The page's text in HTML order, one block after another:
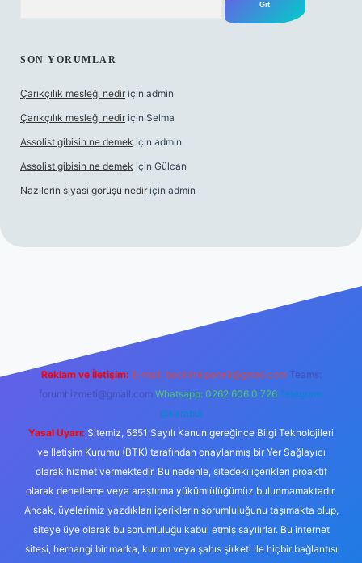
SON YORUMLAR
Çarıkçılık mesleği nedir için admin
Çarıkçılık mesleği nedir için Selma
Assolist gibisin ne demek için admin
Assolist gibisin ne demek için Gülcan
Nazilerin siyasi görüşü nedir için admin
Reklam ve İletişim: E-mail: backlinkpaneli@gmail.com Teams:
forumhizmeti@gmail.com Whatsapp: 0262 606 0 726 Telegram:
@karabul
Yasal Uyarı: Sitemiz, 5651 Sayılı Kanun gereğince Bilgi Teknolojileri
ve İletişim Kurumu (BTK) tarafından onaylanmış bir Yer Sağlayıcı
olarak hizmet vermektedir. Bu nedenle, sitedeki içerikleri proaktif
olarak denetleme veya araştırma yükümlülüğümüz bulunmamaktadır.
Ancak, üyelerimiz yazdıkları içeriklerin sorumluluğunu taşımakta olup,
siteye üye olarak bu sorumluluğu kabul etmiş sayılırlar. Bu internet
sitesi, herhangi bir marka, kurum veya şahıs şirketi ile hiçbir bağlantısı